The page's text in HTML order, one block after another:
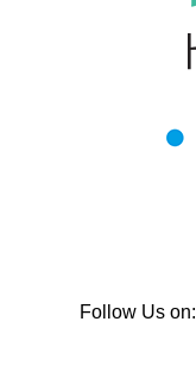
Follow Us on: